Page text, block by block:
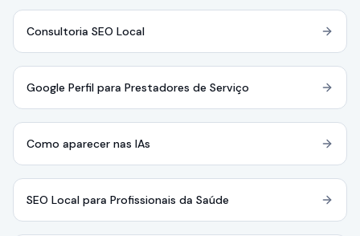
Consultoria SEO Local
Google Perfil para Prestadores de Serviço
Como aparecer nas IAs
SEO Local para Profissionais da Saúde